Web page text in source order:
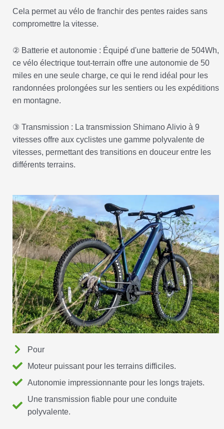
Cela permet au vélo de franchir des pentes raides sans
compromettre la vitesse.
② Batterie et autonomie : Équipé d'une batterie de 504Wh,
ce vélo électrique tout-terrain offre une autonomie de 50
miles en une seule charge, ce qui le rend idéal pour les
randonnées prolongées sur les sentiers ou les expéditions
en montagne.
③ Transmission : La transmission Shimano Alivio à 9
vitesses offre aux cyclistes une gamme polyvalente de
vitesses, permettant des transitions en douceur entre les
différents terrains.
Pour
Moteur puissant pour les terrains difficiles.
Autonomie impressionnante pour les longs trajets.
Une transmission fiable pour une conduite
polyvalente.